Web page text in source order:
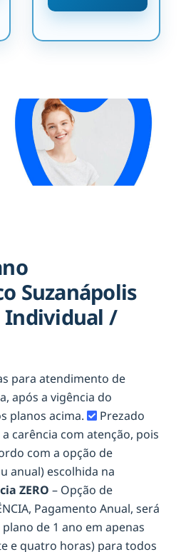
Suzanápolis
Individual /
para atendimento de
após a vigência do
planos acima.
Prezado
carência com atenção, pois
com a opção de
anual) escolhida na
ZERO – Opção de
Pagamento Anual, será
de 1 ano em apenas
e quatro horas) para todos